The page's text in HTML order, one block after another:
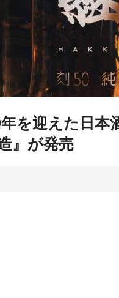
を迎えた日本
』が発売